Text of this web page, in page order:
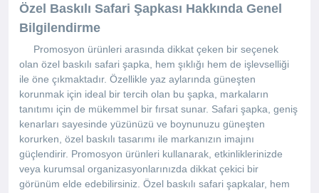
Özel Baskılı Safari Şapkası Hakkında Genel
Bilgilendirme
Promosyon ürünleri arasında dikkat çeken bir seçenek
olan özel baskılı safari şapka, hem şıklığı hem de işlevselliği
ile öne çıkmaktadır. Özellikle yaz aylarında güneşten
korunmak için ideal bir tercih olan bu şapka, markaların
tanıtımı için de mükemmel bir fırsat sunar. Safari şapka, geniş
kenarları sayesinde yüzünüzü ve boynunuzu güneşten
korurken, özel baskılı tasarımı ile markanızın imajını
güçlendirir. Promosyon ürünleri kullanarak, etkinliklerinizde
veya kurumsal organizasyonlarınızda dikkat çekici bir
görünüm elde edebilirsiniz. Özel baskılı safari şapkalar, hem